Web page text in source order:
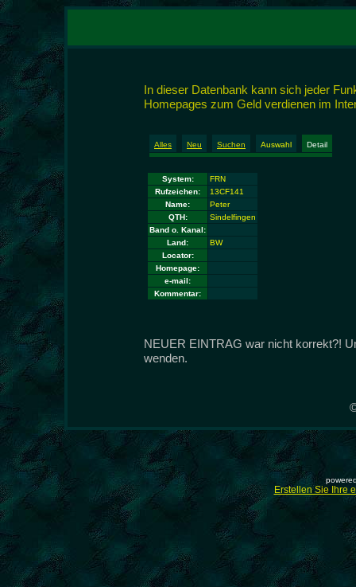
In dieser Datenbank kann sich jeder
Homepages zum Geld verdienen im
Alles Neu Suchen Auswahl Detail
System:
FRN
Rufzeichen:
13CF141
Name:
Peter
QTH:
Sindelfingen
Band o. Kanal:
Land:
BW
Locator:
Homepage:
e-mail:
Kommentar:
NEUER EINTRAG war nicht korrekt?!
wenden.
Erstellen Sie Ihre